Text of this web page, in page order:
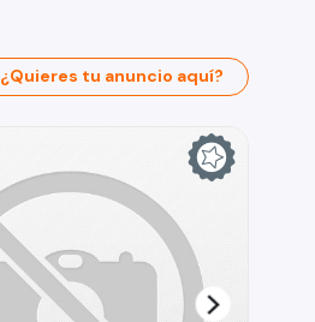
¿Quieres tu anuncio aquí?